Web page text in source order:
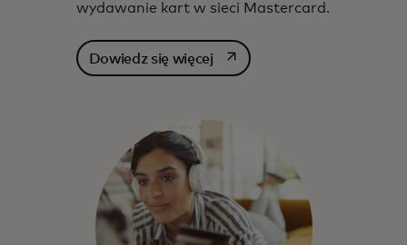
wydawanie kart w sieci Mastercard.
Dowiedz się więcejopens in a new tab